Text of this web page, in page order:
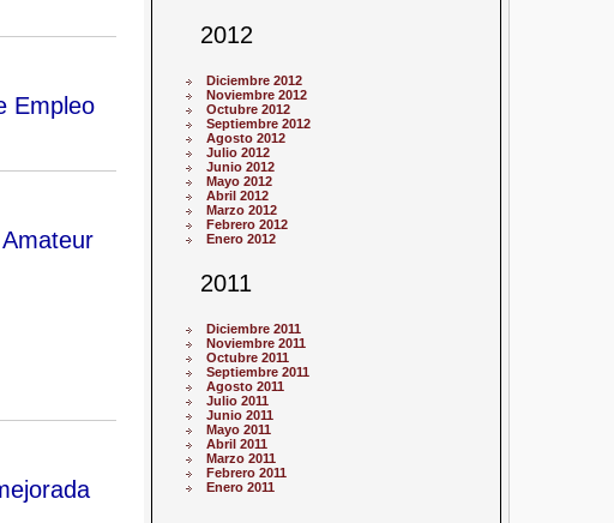
Empleo
2012
Diciembre 2012
Noviembre 2012
Octubre 2012
Septiembre 2012
Agosto 2012
Julio 2012
Junio 2012
Mayo 2012
Abril 2012
Marzo 2012
Febrero 2012
Enero 2012
2011
Diciembre 2011
Noviembre 2011
Octubre 2011
Septiembre 2011
Agosto 2011
Julio 2011
Junio 2011
Mayo 2011
Abril 2011
Marzo 2011
Febrero 2011
Enero 2011